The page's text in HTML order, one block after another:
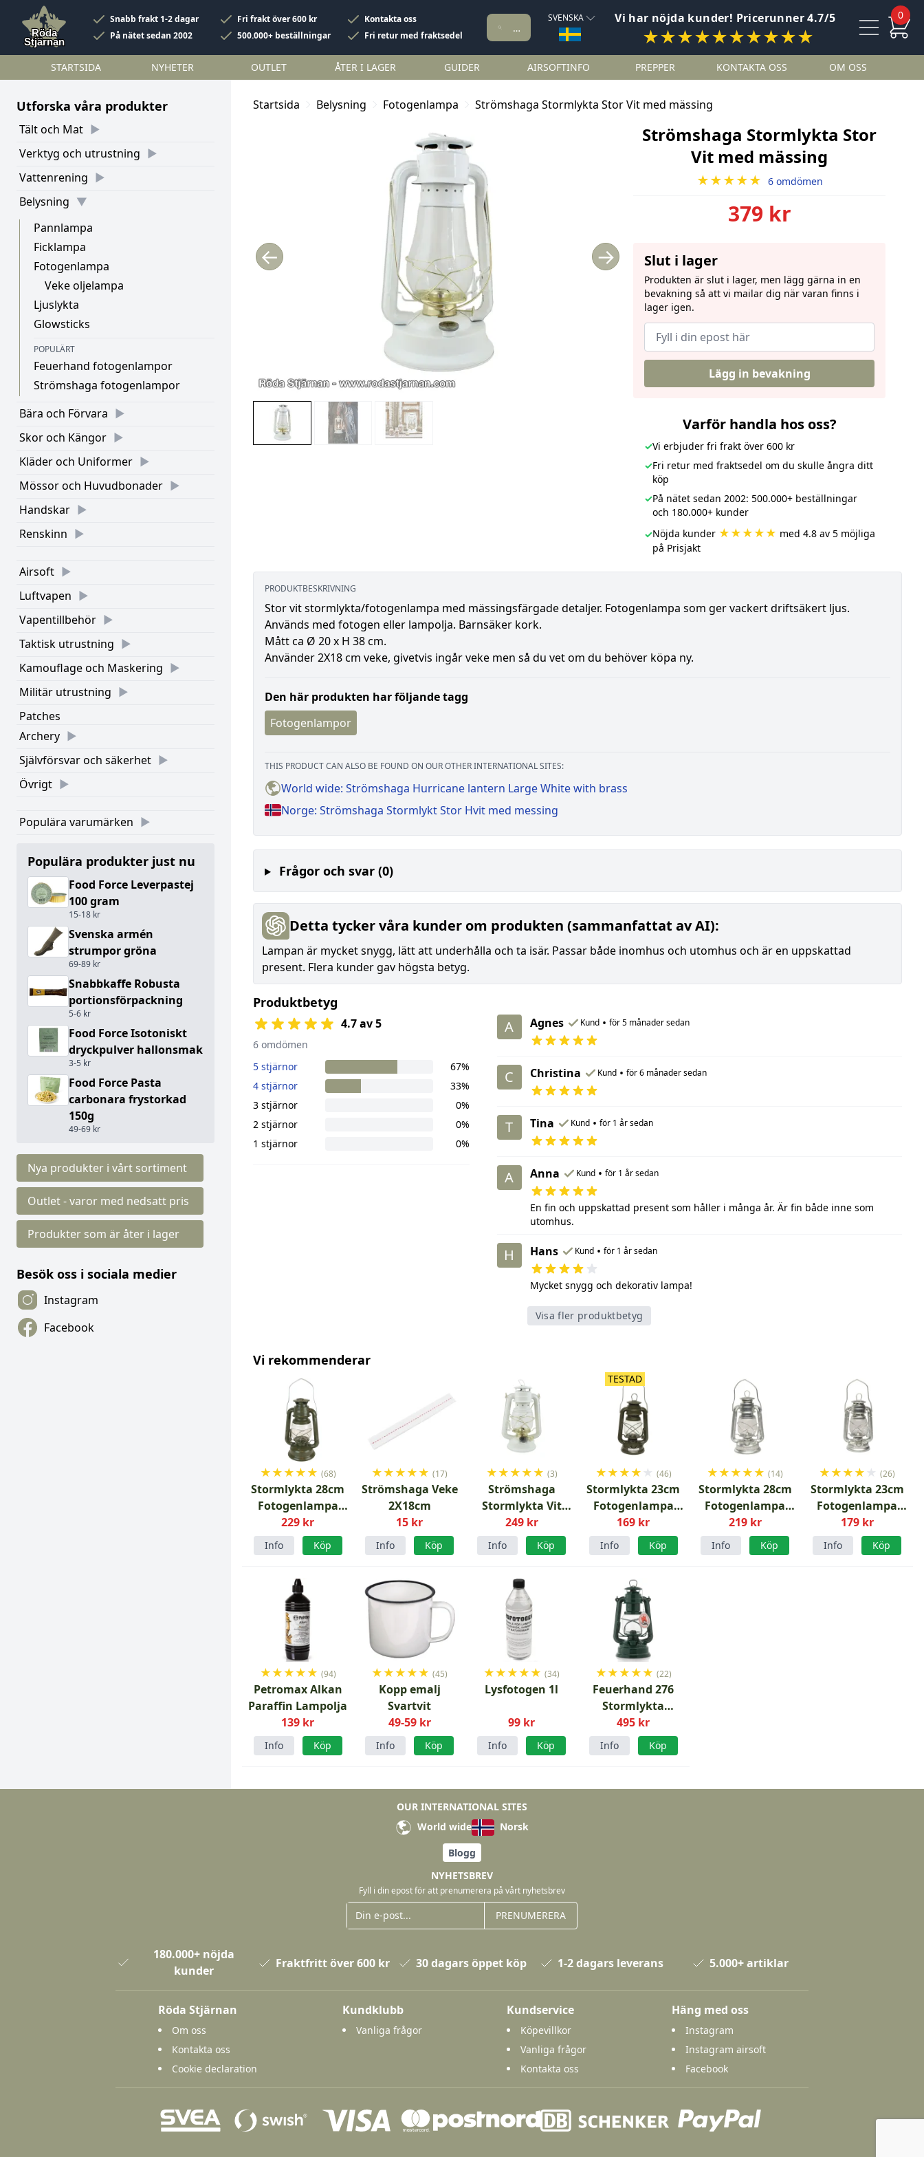
Snabb frakt 1-2 dagar Fri frakt över 600 kr
Kontakta oss
På nätet sedan 2002
500.000+ beställningar Fri retur med fraktsedel
SVENSKA Vi har nöjda kunder! Pricerunner 4.7/5
★★★★★★★★★★
0
STARTSIDA NYHETER OUTLET ÅTER I LAGER GUIDER AIRSOFTINFO PREPPER KONTAKTA OSS OM OSS
Utforska våra produkter
Tält och Mat
Verktyg och utrustning
Vattenrening
Belysning
Pannlampa
Ficklampa
Fotogenlampa
Veke oljelampa
Ljuslykta
Glowsticks
POPULÄRT
Feuerhand fotogenlampor
Strömshaga fotogenlampor
Bära och Förvara
Skor och Kängor
Kläder och Uniformer
Mössor och Huvudbonader
Handskar
Renskinn
Airsoft
Luftvapen
Vapentillbehör
Taktisk utrustning
Kamouflage och Maskering
Militär utrustning
Patches
Archery
Självförsvar och säkerhet
Övrigt
Populära varumärken
Populära produkter just nu
Food Force Leverpastej
100 gram
15-18 kr
Svenska armén
strumpor gröna
69-89 kr
Snabbkaffe Robusta
portionsförpackning
5-6 kr
Food Force Isotoniskt
dryckpulver hallonsmak
3-5 kr
Food Force Pasta
carbonara frystorkad
150g
49-69 kr
Nya produkter i vårt sortiment
Outlet - varor med nedsatt pris
Produkter som är åter i lager
Besök oss i sociala medier
Instagram
Facebook
Startsida Belysning Fotogenlampa Strömshaga Stormlykta Stor Vit med mässing
← →
Strömshaga Stormlykta Stor
Vit med mässing
★★★★★ 6 omdömen
379 kr
Slut i lager
Produkten är slut i lager, men lägg gärna in en
bevakning så att vi mailar dig när varan finns i
lager igen.
Lägg in bevakning
Varför handla hos oss?
✓Vi erbjuder fri frakt över 600 kr
✓Fri retur med fraktsedel om du skulle ångra ditt
köp
✓På nätet sedan 2002: 500.000+ beställningar
och 180.000+ kunder
✓Nöjda kunder ★★★★★ med 4.8 av 5 möjliga
på Prisjakt
PRODUKTBESKRIVNING
Stor vit stormlykta/fotogenlampa med mässingsfärgade detaljer. Fotogenlampa som ger vackert driftsäkert ljus.
Används med fotogen eller lampolja. Barnsäker kork.
Mått ca Ø 20 x H 38 cm.
Använder 2X18 cm veke, givetvis ingår veke men så du vet om du behöver köpa ny.
Den här produkten har följande tagg
Fotogenlampor
THIS PRODUCT CAN ALSO BE FOUND ON OUR OTHER INTERNATIONAL SITES:
World wide: Strömshaga Hurricane lantern Large White with brass
Norge: Strömshaga Stormlykt Stor Hvit med messing
Frågor och svar (0)
Detta tycker våra kunder om produkten (sammanfattat av AI):
Lampan är mycket snygg, lätt att underhålla och ta isär. Passar både inomhus och utomhus och är en uppskattad
present. Flera kunder gav högsta betyg.
Produktbetyg
4.7 av 5
6 omdömen
5 stjärnor
67%
4 stjärnor
33%
3 stjärnor
0%
2 stjärnor
0%
1 stjärnor
0%
A Agnes Kund • för 5 månader sedan
C Christina Kund • för 6 månader sedan
T Tina Kund • för 1 år sedan
A Anna Kund • för 1 år sedan
En fin och uppskattad present som håller i många år. Är fin både inne som
utomhus.
H Hans Kund • för 1 år sedan
Mycket snygg och dekorativ lampa!
Visa fler produktbetyg
Vi rekommenderar
★★★★★ (68)
Stormlykta 28cm
Fotogenlampa
Grön
229 kr
Info Köp
★★★★★ (17)
Strömshaga Veke
2X18cm
15 kr
Info Köp
★★★★★ (3)
Strömshaga
Stormlykta Vit
med mässing
249 kr
Info Köp
★★★★ ★ (46)
Stormlykta 23cm
Fotogenlampa
Grön
169 kr
TESTAD
Info Köp
★★★★★ (14)
Stormlykta 28cm
Fotogenlampa
Zink
219 kr
Info Köp
★★★★ ★ (26)
Stormlykta 23cm
Fotogenlampa
Zink
179 kr
Info Köp
★★★★★ (94)
Petromax Alkan
Paraffin Lampolja
139 kr
Info Köp
★★★★★ (45)
Kopp emalj
Svartvit
49-59 kr
Info Köp
★★★★★ (34)
Lysfotogen 1l
99 kr
Info Köp
★★★★★ (22)
Feuerhand 276
Stormlykta
Mossgrön
495 kr
Info Köp
OUR INTERNATIONAL SITES
World wide
Norsk
Blogg
NYHETSBREV
Fyll i din epost för att prenumerera på vårt nyhetsbrev
PRENUMERERA
180.000+ nöjda
kunder
Fraktfritt över 600 kr 30 dagars öppet köp 1-2 dagars leverans 5.000+ artiklar
Röda Stjärnan
Om oss
Kontakta oss
Cookie declaration
Kundklubb
Vanliga frågor
Kundservice
Köpevillkor
Vanliga frågor
Kontakta oss
Häng med oss
Instagram
Instagram airsoft
Facebook